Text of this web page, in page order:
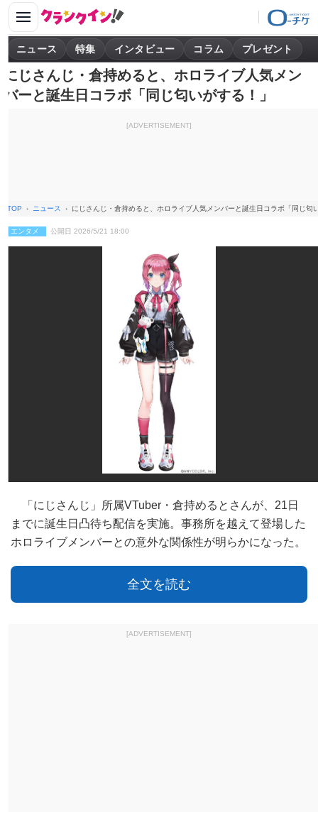
ニュース 特集 インタビュー コラム プレゼント
にじさんじ・倉持めると、ホロライブ人気メン
バーと誕生日コラボ「同じ匂いがする！」
[ADVERTISEMENT]
TOP ニュース にじさんじ・倉持めると、ホロライブ人気メンバーと誕生日コラボ「同じ匂
エンタメ 公開日 2026/5/21 18:00
「にじさんじ」所属VTuber・倉持めるとさんが、21日
までに誕生日凸待ち配信を実施。事務所を越えて登場した
ホロライブメンバーとの意外な関係性が明らかになった。
全文を読む
[ADVERTISEMENT]